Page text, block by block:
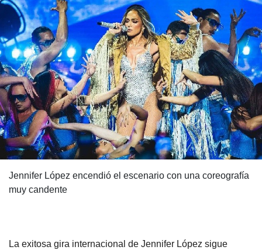
Jennifer López encendió el escenario con una coreografía
muy candente
La exitosa gira internacional de Jennifer López sigue